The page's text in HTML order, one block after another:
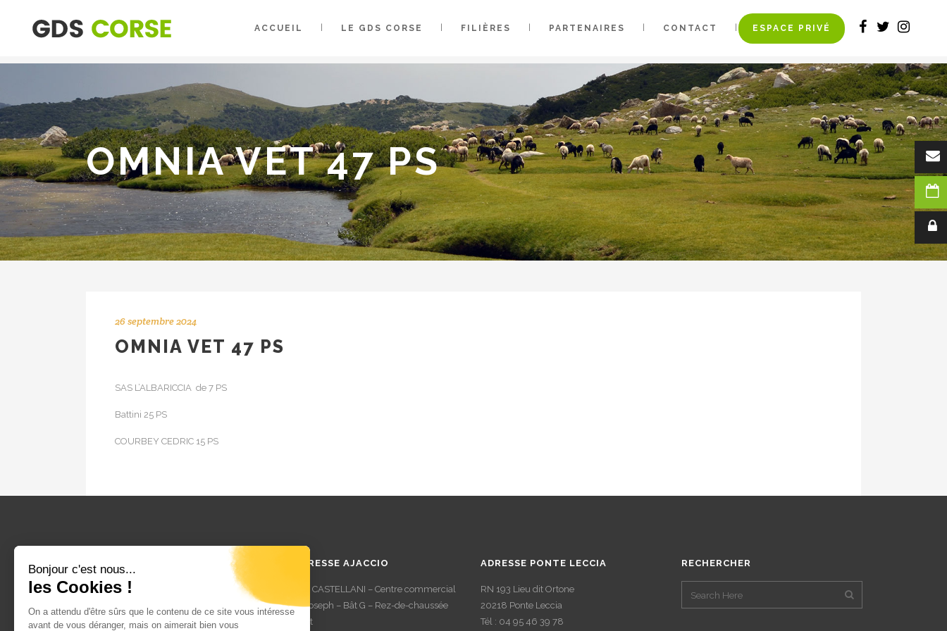
Bonjour c'est nous...
les Cookies !
On a attendu d'être sûrs que le contenu de ce site vous intéresse
avant de vous déranger, mais on aimerait bien vous
ACCUEIL LE GDS CORSE FILIÈRES PARTENAIRES CONTACT ESPACE PRIVÉ
OMNIA VET 47 PS
26 septembre 2024
OMNIA VET 47 PS
SAS L’ALBARICCIA de 7 PS
Battini 25 PS
COURBEY CEDRIC 15 PS
Groupement de Défense Sanitaire Corse
ADRESSE AJACCIO
ETS CASTELLANI – Centre commercial
St Joseph – Bât G – Rez-de-chaussée
haut
ADRESSE PONTE LECCIA
RN 193 Lieu dit Ortone
20218 Ponte Leccia
Tél : 04 95 46 39 78
RECHERCHER